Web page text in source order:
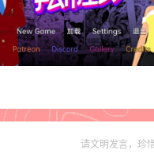
请文明发言，珍